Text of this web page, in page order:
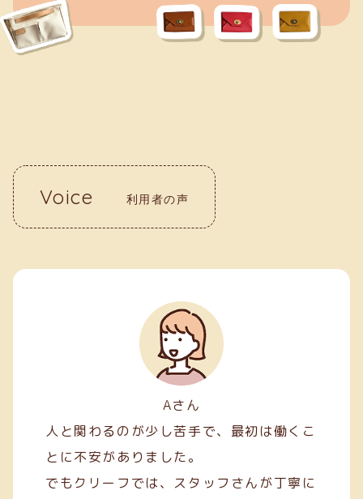
Voice 利用者の声
Aさん
人と関わるのが少し苦手で、最初は働くこ
とに不安がありました。
でもクリーフでは、スタッフさんが丁寧に